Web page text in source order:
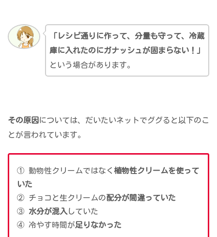
「レシピ通りに作って、分量も守って、冷蔵
庫に入れたのにガナッシュが固まらない！」
という場合があります。
その原因 については、だいたいネットでググると以下のこ
とが言われています。
① 動物性クリームではなく 植物性クリームを使って
いた
② チョコと生クリームの配分が間違っていた
③ 水分が混入 していた
④ 冷やす時間が足りなかった